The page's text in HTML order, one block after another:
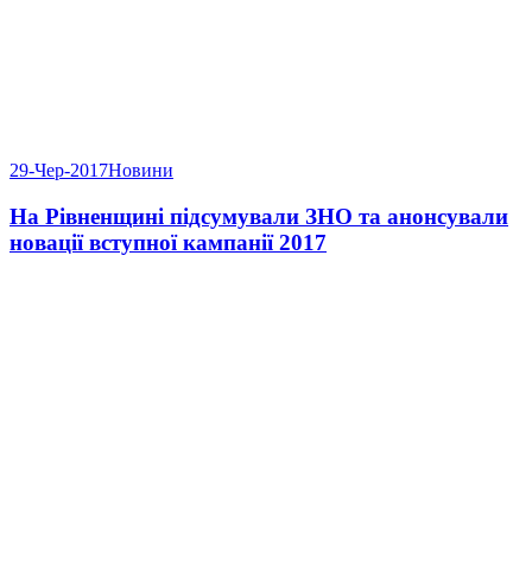
29-Чер-2017Новини
На Рівненщині підсумували ЗНО та анонсували
новації вступної кампанії 2017